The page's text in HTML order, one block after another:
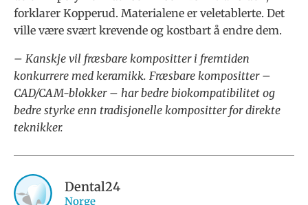
forklarer Kopperud. Materialene er veletablerte. Det
ville være svært krevende og kostbart å endre dem.
– Kanskje vil fræsbare kompositter i fremtiden
konkurrere med keramikk. Fræsbare kompositter –
CAD/CAM-blokker – har bedre biokompatibilitet og
bedre styrke enn tradisjonelle kompositter for direkte
teknikker.
Dental24
Norge